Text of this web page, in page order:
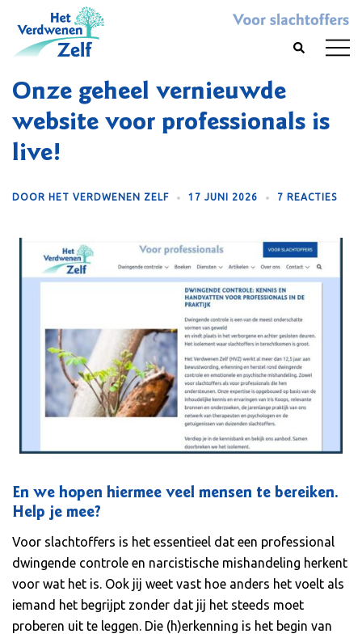
content
Search
menu
Onze geheel vernieuwde
website voor professionals is
live!
DOOR HET VERDWENEN ZELF 17 JUNI 2026 7 REACTIES
En we hopen hiermee veel mensen te bereiken.
Help je mee?
Voor slachtoffers is het essentieel dat een professional
dwingende controle en narcistische mishandeling herkent
voor wat het is. Ook jij weet vast hoe anders het voelt als
iemand het begrijpt zonder dat jij het steeds moet
proberen uit te leggen. Die (h)erkenning is het begin van